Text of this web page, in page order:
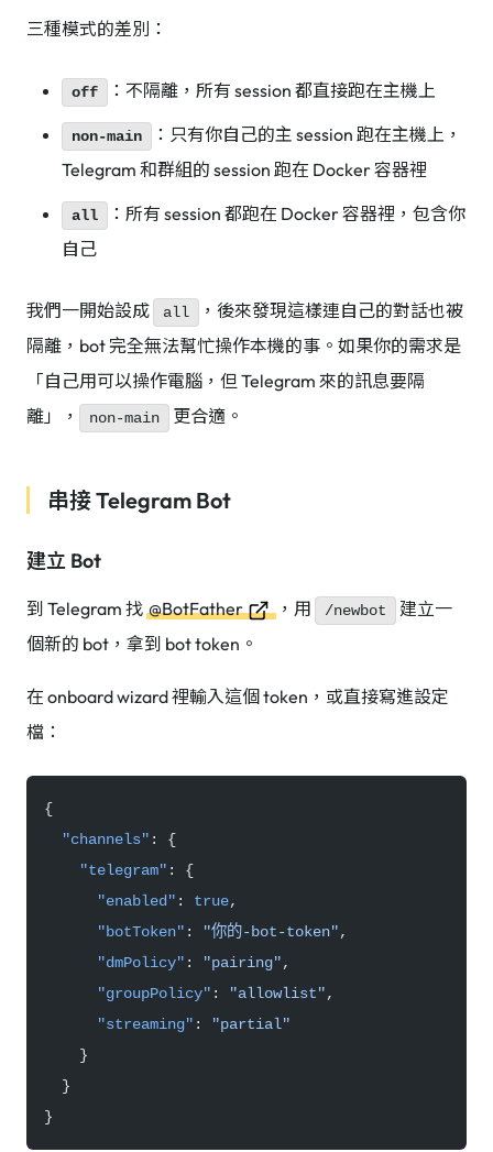
三種模式的差別：
off ：不隔離，所有 session 都直接跑在主機上
non-main
：只有你自己的主 session 跑在主機上，
Telegram 和群組的 session 跑在 Docker 容器裡
all
：所有 session 都跑在 Docker 容器裡，包含你
自己
我們一開始設成 all
，後來發現這樣連自己的對話也被
隔離，bot 完全無法幫忙操作本機的事。如果你的需求是
「自己用可以操作電腦，但 Telegram 來的訊息要隔
離」，
non-main 更合適。
串接 Telegram Bot
建立 Bot
到 Telegram 找 @BotFather ，用 /newbot
建立一
個新的 bot，拿到 bot token。
在 onboard wizard 裡輸入這個 token，或直接寫進設定
檔：
{
  "channels"
: {
    "telegram"
: {
      "enabled"
: true,
      "botToken"
: "你的-bot-token",
      "dmPolicy"
: "pairing",
      "groupPolicy"
: "allowlist",
      "streaming"
:
"partial"
    }
  }
}